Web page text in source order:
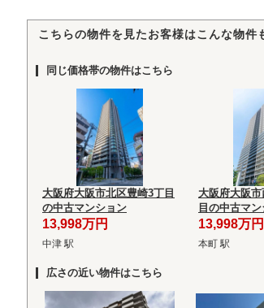
こちらの物件を見たお客様はこんな物件
同じ価格帯の物件はこちら
大阪府大阪市北区豊崎3丁目
の中古マンション
13,998万円
中津 駅
大阪府大阪
目の中古マ
13,998万円
本町 駅
広さの近い物件はこちら